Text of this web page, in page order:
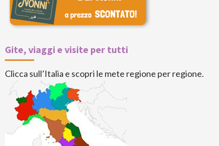
Gite, viaggi e visite per tutti
Clicca sull’Italia e scopri le mete regione per regione.